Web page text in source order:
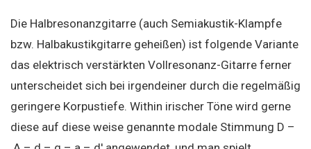
Die Halbresonanzgitarre (auch Semiakustik-Klampfe
bzw. Halbakustikgitarre geheißen) ist folgende Variante
das elektrisch verstärkten Vollresonanz-Gitarre ferner
unterscheidet sich bei irgendeiner durch die regelmäßig
geringere Korpustiefe. Within irischer Töne wird gerne
diese auf diese weise genannte modale Stimmung D –